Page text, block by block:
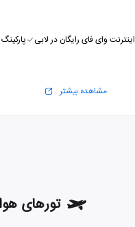
اینترنت وای فای رایگان در لابی
مشاهده بیشتر
تورهای